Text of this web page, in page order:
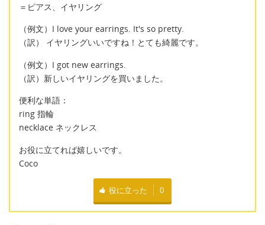
＝ピアス、イヤリング
（例文）I love your earrings. It's so pretty.
（訳） イヤリングいいですね！とても綺麗です。
（例文）I got new earrings.
（訳）新しいイヤリングを買いました。
便利な単語：
ring 指輪
necklace ネックレス
お役に立てれば嬉しいです。
Coco
役に立った 0